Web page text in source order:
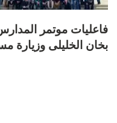
فاعليات موتمر
بخان الخليلى وزيارة